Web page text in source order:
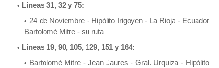
Líneas 31, 32 y 75:
24 de Noviembre - Hipólito Irigoyen - La Rioja - Ecuador
Bartolomé Mitre - su ruta
Líneas 19, 90, 105, 129, 151 y 164:
Bartolomé Mitre - Jean Jaures - Gral. Urquiza - Hipólito